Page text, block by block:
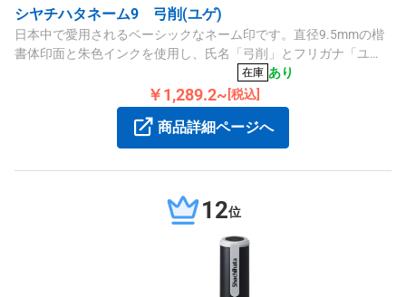
シヤチハタネーム9 弓削(ユゲ)
日本中で愛用されるベーシックなネーム印です。直径9.5mmの楷
書体印面と朱色インクを使用し、氏名「弓削」とフリガナ「ユ
在庫 あり
￥1,289.2~ [税込]
商品詳細ページへ
12位